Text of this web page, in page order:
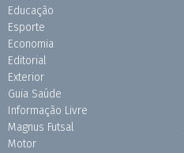
Educação
Esporte
Economia
Editorial
Exterior
Guia Saúde
Informação Livre
Magnus Futsal
Motor